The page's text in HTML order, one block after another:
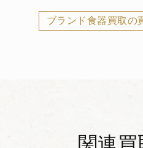
ブランド食器買取の